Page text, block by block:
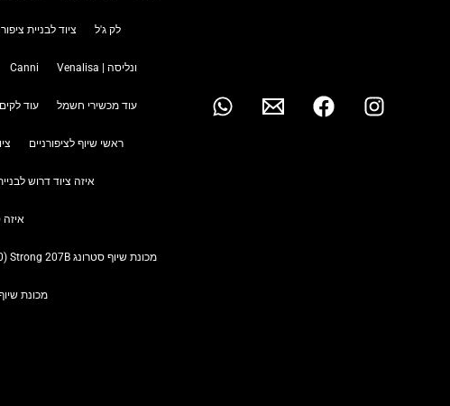
לק ג'ל ציוד לבניית
ונליסה | Venalisa Canni
עוד מכשירי חשמל עוד לקים
ראשי שיוף לציפורניים
איזה ציוד דרוש
איזה
מכונת שיוף סטרונג Strong 207B (40,000 סל"ד) הדור הבא!
מכונת